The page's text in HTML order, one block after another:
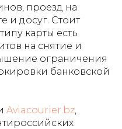
проезд на
и досуг. Стоит
карты есть
на снятие и
ограничения
банковской
Aviacourier.bz